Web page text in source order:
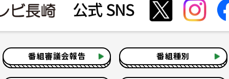
番組審議会報告 番組種別